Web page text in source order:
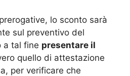
lo sconto sarà
sul preventivo del
a tal fine presentare il
quello di attestazione
per verificare che